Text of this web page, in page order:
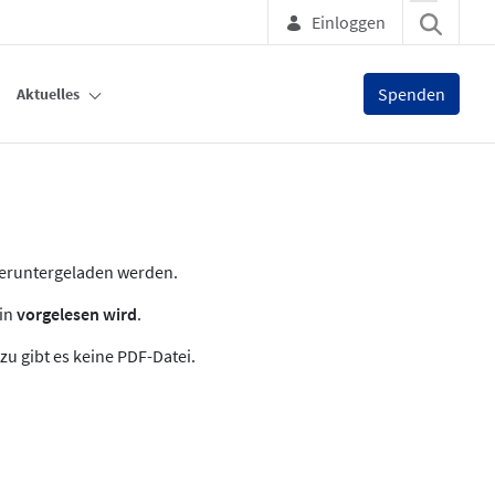
Einloggen
Aktuelles Spenden
werden.
vorgelesen wird.
gibt es keine PDF-Datei.